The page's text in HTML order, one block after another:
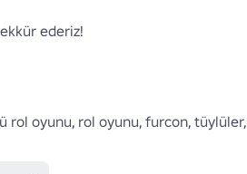
ederiz!
rol oyunu, rol oyunu, furcon, tüylüler,